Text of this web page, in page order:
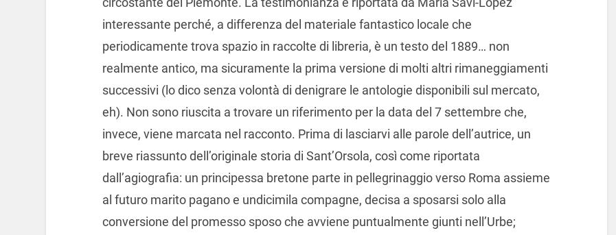
interessante perché, a differenza del materiale fantastico locale che
periodicamente trova spazio in raccolte di libreria, è un testo del 1889… non
realmente antico, ma sicuramente la prima versione di molti altri rimaneggiamenti
successivi (lo dico senza volontà di denigrare le antologie disponibili sul mercato,
eh). Non sono riuscita a trovare un riferimento per la data del 7 settembre che,
invece, viene marcata nel racconto. Prima di lasciarvi alle parole dell’autrice, un
breve riassunto dell’originale storia di Sant’Orsola, così come riportata
dall’agiografia: un principessa bretone parte in pellegrinaggio verso Roma assieme
al futuro marito pagano e undicimila compagne, decisa a sposarsi solo alla
conversione del promesso sposo che avviene puntualmente giunti nell’Urbe;